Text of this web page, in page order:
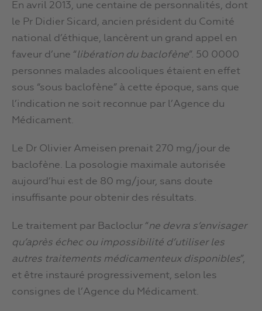
En avril 2013, une centaine de personnalités, dont
le Pr Didier Sicard, ancien président du Comité
national d’éthique, lancèrent un grand appel en
faveur d’une “libération du baclofène”. 50 0000
personnes malades alcooliques étaient en effet
sous “sous baclofène” à cette époque, sans que
l’indication ne soit reconnue par l’Agence du
Médicament.
Le Dr Olivier Ameisen prenait 270 mg/jour de
baclofène. La posologie maximale autorisée
aujourd’hui est de 80 mg/jour, sans doute
insuffisante pour obtenir des résultats.
Le traitement par Bacloclur “ne devra s’envisager
qu’après échec ou impossibilité d’utiliser les
autres traitements médicamenteux disponibles”,
et être instauré progressivement, selon les
consignes de l’Agence du Médicament.